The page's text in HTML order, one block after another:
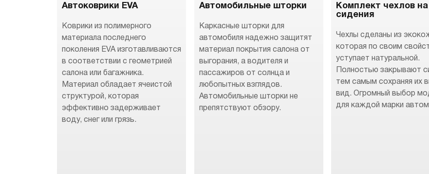
Автоковрики EVA
Коврики из полимерного
материала последнего
поколения EVA изготавливаются
в соответствии с геометрией
салона или багажника.
Материал обладает ячеистой
структурой, которая
эффективно задерживает
воду, снег или грязь.
Автомобильные шторки
Каркасные шторки для
автомобиля надежно защитят
материал покрытия салона от
выгорания, а водителя и
пассажиров от солнца и
любопытных взглядов.
Автомобильные шторки не
препятствуют обзору.
Комплект чехлов на
сидения
Чехлы сделаны из
которая по своим
уступает натуральной.
Полностью закрывают
тем самым сохраняя их
вид. Огромный выбор
для каждой марки